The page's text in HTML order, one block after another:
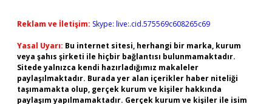
Reklam ve İletişim: Skype: live:.cid.575569c608265c69
Yasal Uyarı: Bu internet sitesi, herhangi bir marka, kurum
veya şahıs şirketi ile hiçbir bağlantısı bulunmamaktadır.
Sitede yalnızca kendi hazırladığımız makaleler
paylaşılmaktadır. Burada yer alan içerikler haber niteliği
taşımamakta olup, gerçek kurum ve kişiler hakkında
paylaşım yapılmamaktadır. Gerçek kurum ve kişiler ile isim